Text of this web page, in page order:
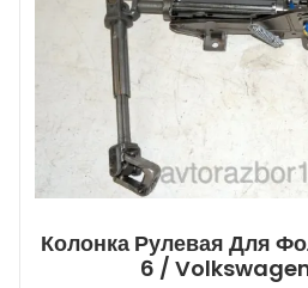
Колонка Рулевая Для
6 /